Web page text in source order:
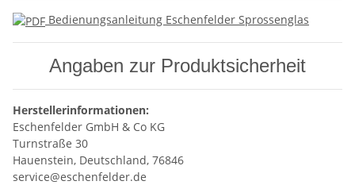
Bedienungsanleitung Eschenfelder Sprossenglas
Angaben zur Produktsicherheit
Herstellerinformationen:
Eschenfelder GmbH & Co KG
Turnstraße 30
Hauenstein, Deutschland, 76846
service@eschenfelder.de